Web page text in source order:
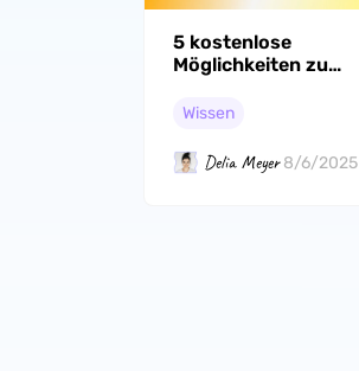
5 kostenlose
Möglichkeiten zum
PDF in DWG
Wissen
Delia Meyer 8/6/2025